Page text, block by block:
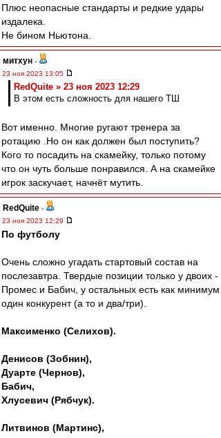
Плюс неопасные стандарты и редкие удары
издалека.
Не бином Ньютона.
митхун -
23 ноя 2023 13:05
RedQuite » 23 ноя 2023 12:29
В этом есть сложность для нашего ТШ
Вот именно. Многие ругают тренера за
ротацию .Но он как должен был поступить?
Кого то посадить на скамейку, только потому
что он чуть больше понравился. А на скамейке
игрок заскучает, начнёт мутить.
RedQuite -
23 ноя 2023 12:29
По футболу
Очень сложно угадать стартовый состав на
послезавтра. Твердые позиции только у двоих -
Промес и Бабич, у остальных есть как минимум
один конкурент (а то и два/три).
Максименко (Селихов).
Денисов (Зобнин),
Дуарте (Чернов),
Бабич,
Хлусевич (Рябчук).
Литвинов (Мартинс),